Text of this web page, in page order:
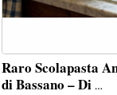
Raro Scolapasta
di Bassano – Di …